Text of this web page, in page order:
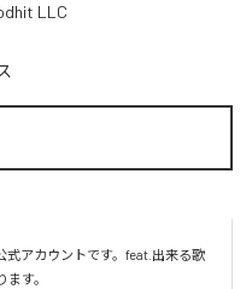
LLC
式アカウントです。feat.出来る歌
す。